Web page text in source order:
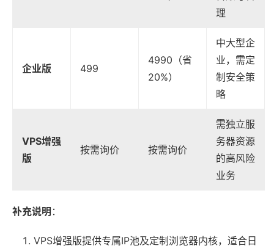
理
企业版 499
4990（省
20%）
中大型企
业，需定
制安全策
略
VPS增强
版
按需询价 按需询价
需独立服
务器资源
的高风险
业务
补充说明 ：
VPS增强版提供专属IP池及定制浏览器内核，适合日